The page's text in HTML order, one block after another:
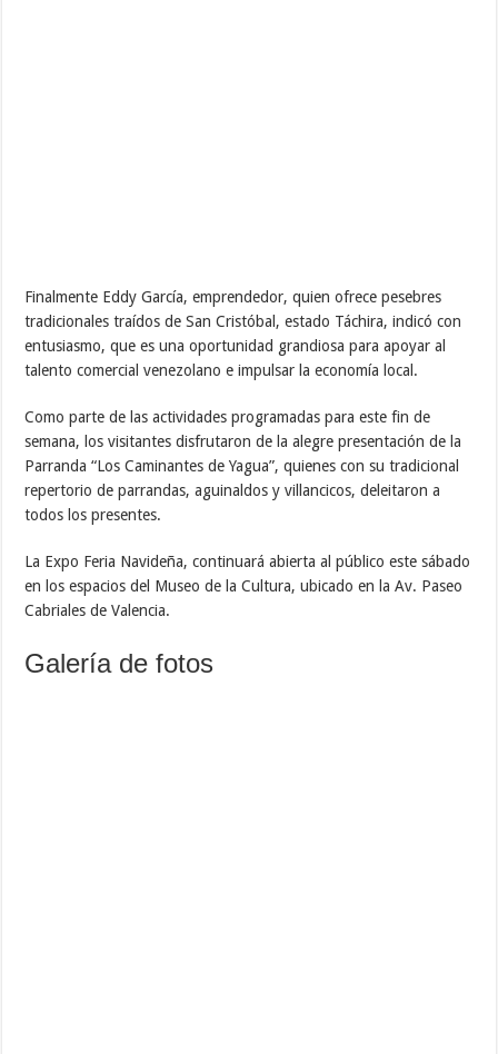
Finalmente Eddy García, emprendedor, quien ofrece pesebres
tradicionales traídos de San Cristóbal, estado Táchira, indicó con
entusiasmo, que es una oportunidad grandiosa para apoyar al
talento comercial venezolano e impulsar la economía local.
Como parte de las actividades programadas para este fin de
semana, los visitantes disfrutaron de la alegre presentación de la
Parranda “Los Caminantes de Yagua”, quienes con su tradicional
repertorio de parrandas, aguinaldos y villancicos, deleitaron a
todos los presentes.
La Expo Feria Navideña, continuará abierta al público este sábado
en los espacios del Museo de la Cultura, ubicado en la Av. Paseo
Cabriales de Valencia.
Galería de fotos